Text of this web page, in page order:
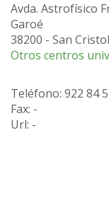
Avda. Astrofísico
Garoé
38200 - San
Otros centros
Teléfono: 922 84
Fax: -
Url: -